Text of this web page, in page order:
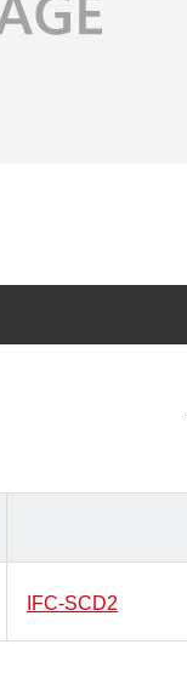
IFC-SCD2